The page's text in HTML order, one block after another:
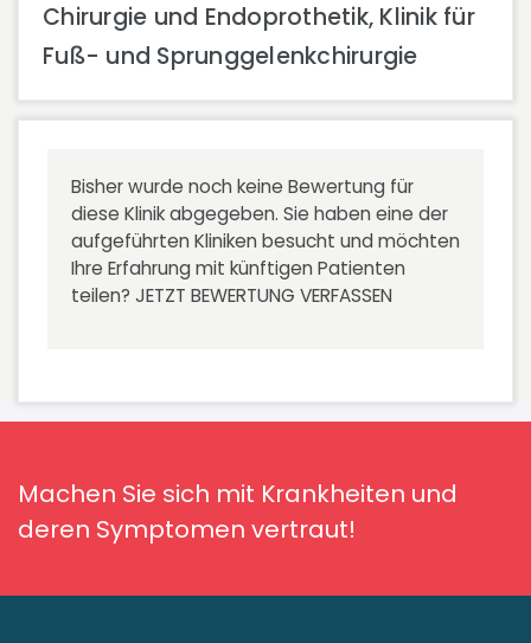
Chirurgie und Endoprothetik, Klinik für
Fuß- und Sprunggelenkchirurgie
Bisher wurde noch keine Bewertung für
diese Klinik abgegeben. Sie haben eine der
aufgeführten Kliniken besucht und möchten
Ihre Erfahrung mit künftigen Patienten
teilen? JETZT BEWERTUNG VERFASSEN
Machen Sie sich mit Krankheiten und
deren Symptomen vertraut!